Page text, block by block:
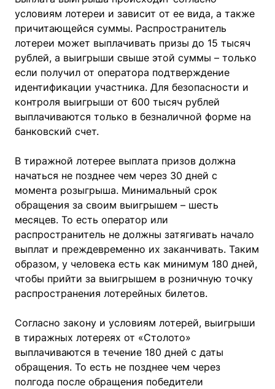
условиям лотереи и зависит от ее вида, а также
причитающейся суммы. Распространитель
лотереи может выплачивать призы до 15 тысяч
рублей, а выигрыши свыше этой суммы – только
если получил от оператора подтверждение
идентификации участника. Для безопасности и
контроля выигрыши от 600 тысяч рублей
выплачиваются только в безналичной форме на
банковский счет.
В тиражной лотерее выплата призов должна
начаться не позднее чем через 30 дней с
момента розыгрыша. Минимальный срок
обращения за своим выигрышем – шесть
месяцев. То есть оператор или
распространитель не должны затягивать начало
выплат и преждевременно их заканчивать. Таким
образом, у человека есть как минимум 180 дней,
чтобы прийти за выигрышем в розничную точку
распространения лотерейных билетов.
Согласно закону и условиям лотерей, выигрыши
в тиражных лотереях от «Столото»
выплачиваются в течение 180 дней с даты
обращения. То есть не позднее чем через
полгода после обращения победители